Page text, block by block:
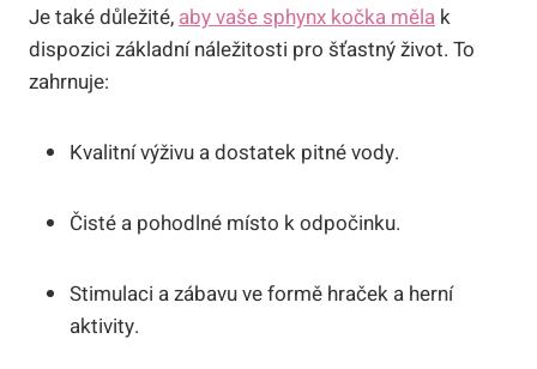
Je také důležité, aby vaše sphynx kočka měla k
dispozici základní náležitosti pro šťastný život. To
zahrnuje:
Kvalitní výživu a dostatek pitné vody.
Čisté a pohodlné místo k odpočinku.
Stimulaci a zábavu ve formě hraček a herní
aktivity.